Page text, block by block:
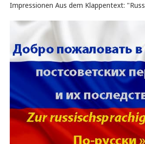
Impressionen Aus dem Klappentext: "Russ